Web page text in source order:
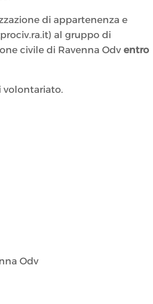
di appartenenza e
al gruppo di
civile di Ravenna Odventro
volontariato.
Odv